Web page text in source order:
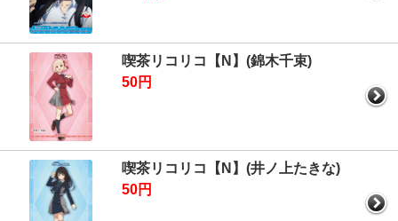
喫茶リコリコ【N】(錦木千束)
50円
喫茶リコリコ【N】(井ノ上たきな)
50円